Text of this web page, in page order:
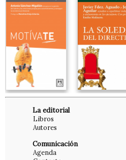
La editorial
Libros
Autores
Comunicación
Agenda